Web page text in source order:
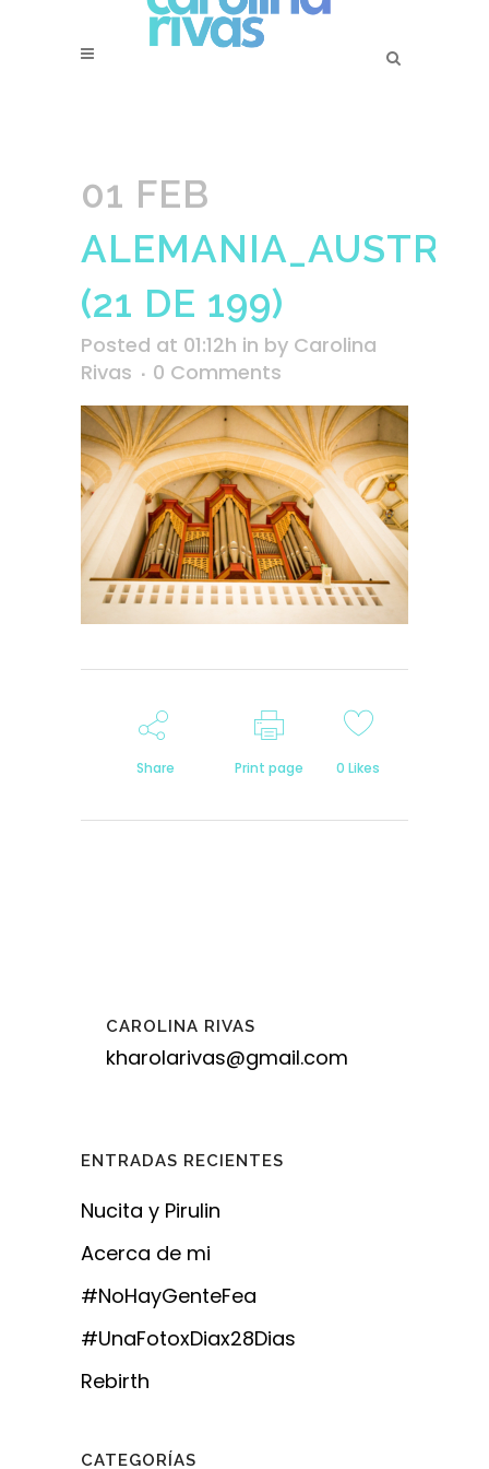
01 FEB
(21 DE 199)
Posted at 01:12h in by Carolina
Rivas
0 Comments
Share Print page 0 Likes
CAROLINA RIVAS
kharolarivas@gmail.com
ENTRADAS RECIENTES
Nucita y Pirulin
Acerca de mi
#NoHayGenteFea
#UnaFotoxDiax28Dias
Rebirth
CATEGORÍAS